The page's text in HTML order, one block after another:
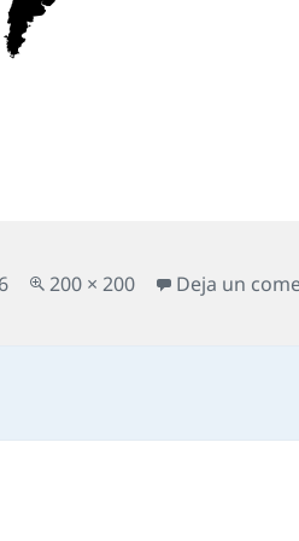
Tamaño
200 × 200 Deja un